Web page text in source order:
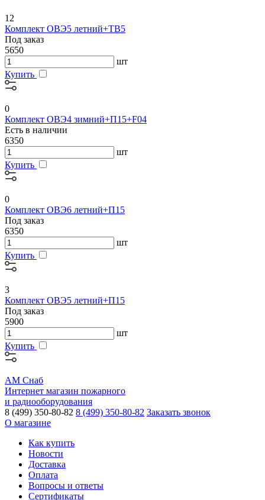
12
Комплект ОВЭ5 летний+ТВ5
Под заказ
5650
шт
Купить
0
Комплект ОВЭ4 зимний+П15+F04
Есть в наличии
6350
шт
Купить
0
Комплект ОВЭ6 летний+П15
Под заказ
6350
шт
Купить
3
Комплект ОВЭ5 летний+П15
Под заказ
5900
шт
Купить
АМ Снаб
Интернет магазин пожарного
и радиооборудования
8 (499) 350-80-82 8 (499) 350-80-82 Заказать звонок
О магазине
Как купить
Новости
Доставка
Оплата
Вопросы и ответы
Сертификаты